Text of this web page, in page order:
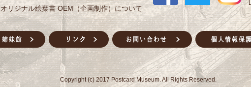
オリジナル絵葉書 OEM（企画制作）について
Copyright (c) 2017 Postcard Museum. All Rights Reserved.